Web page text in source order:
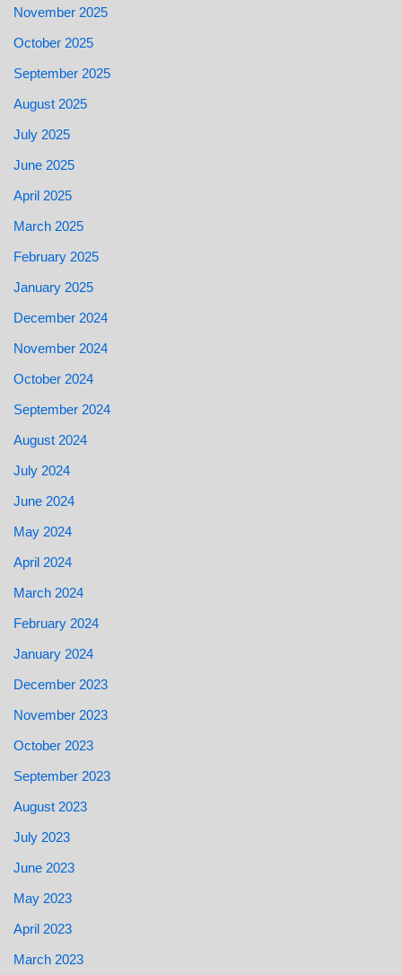
November 2025
October 2025
September 2025
August 2025
July 2025
June 2025
April 2025
March 2025
February 2025
January 2025
December 2024
November 2024
October 2024
September 2024
August 2024
July 2024
June 2024
May 2024
April 2024
March 2024
February 2024
January 2024
December 2023
November 2023
October 2023
September 2023
August 2023
July 2023
June 2023
May 2023
April 2023
March 2023